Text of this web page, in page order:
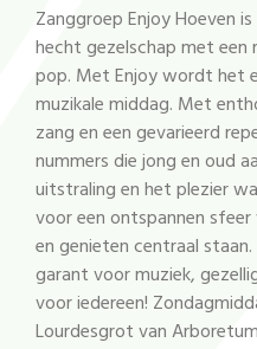
Zanggroep Enjoy Hoeven
hecht gezelschap met
pop. Met Enjoy wordt het
muzikale middag. Met
zang en een gevarieerd
nummers die jong en oud
uitstraling en het plezier
voor een ontspannen
en genieten centraal
garant voor muziek,
voor iedereen!
Lourdesgrot van